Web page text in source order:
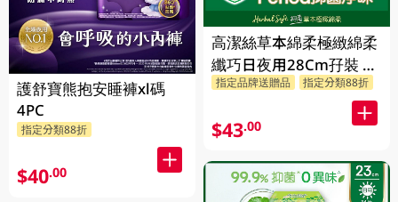
護舒寶熊抱安睡褲xl碼
4PC
指定分類88折
$40.00
高潔絲草本綿柔極緻綿柔
纖巧日夜用28Cm孖裝 2
X 10PC
指定品牌送贈品 指定分類88折
$43.00